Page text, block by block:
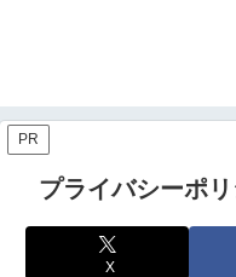
PR
プライバシーポ
X